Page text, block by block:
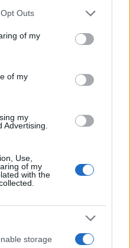
Outs
of my
of my
my
Advertising.
Use,
of my
with the
storage
a Gaza .
per alleviare le
che si
siglato pochi
da 15 mesi di
inoltre l’impegno a
incluse 69
nelle carceri
che provengono da